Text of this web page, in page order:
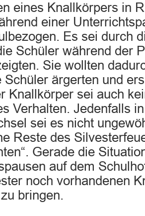
eines Knallkörpers in
einer
Es sei durch
Schüler während der
Sie wollten
Schüler ärgerten und
Knallkörper sei auch
Verhalten. Jedenfalls
sei es nicht
Reste des
Gerade die
auf dem
noch vorhandenen
bringen.